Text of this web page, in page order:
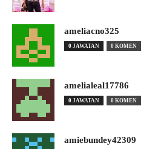
ameliacno325
0 JAWATAN 0 KOMEN
amelialeal17786
0 JAWATAN 0 KOMEN
amiebundey42309